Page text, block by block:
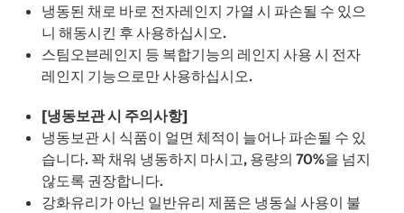
냉동된 채로 바로 전자레인지 가열 시 파손될 수 있으
니 해동시킨 후 사용하십시오.
스팀오븐레인지 등 복합기능의 레인지 사용 시 전자
레인지 기능으로만 사용하십시오.
[냉동보관 시 주의사항]
냉동보관 시 식품이 얼면 체적이 늘어나 파손될 수 있
습니다. 꽉 채워 냉동하지 마시고, 용량의 70%을 넘지
않도록 권장합니다.
강화유리가 아닌 일반유리 제품은 냉동실 사용이 불